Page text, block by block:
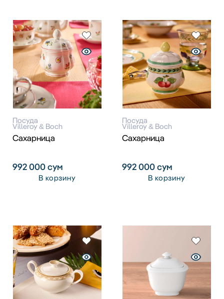
Посуда
Villeroy & Boch
Сахарница
992 000сум
В корзину
Посуда
Villeroy & Boch
Сахарница
992 000сум
В корзину